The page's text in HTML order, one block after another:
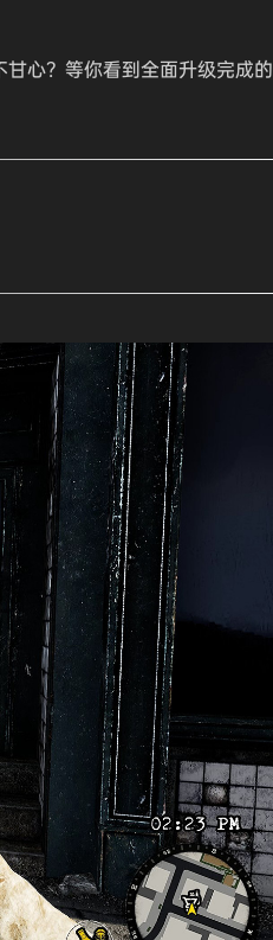
心？等你看到全面升级完成的